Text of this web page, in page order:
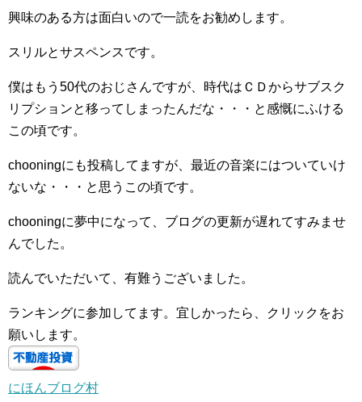
興味のある方は面白いので一読をお勧めします。
スリルとサスペンスです。
僕はもう50代のおじさんですが、時代はＣＤからサブスク
リプションと移ってしまったんだな・・・と感慨にふける
この頃です。
chooningにも投稿してますが、最近の音楽にはついていけ
ないな・・・と思うこの頃です。
chooningに夢中になって、ブログの更新が遅れてすみませ
んでした。
読んでいただいて、有難うございました。
ランキングに参加してます。宜しかったら、クリックをお
願いします。
にほんブログ村